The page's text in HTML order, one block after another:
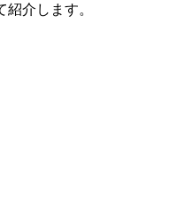
介します。